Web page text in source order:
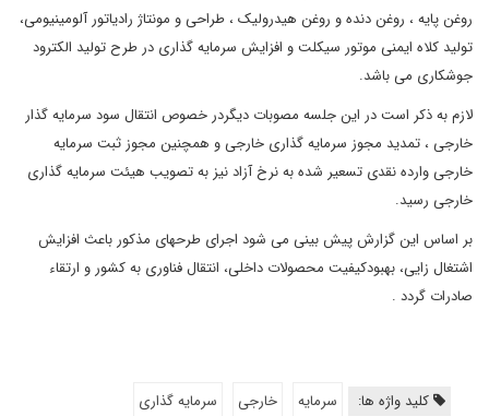
روغن پایه ، روغن دنده و روغن هیدرولیک ، طراحی و مونتاژ رادیاتور آلومینیومی،
تولید کلاه ایمنی موتور سیکلت و افزایش سرمایه گذاری در طرح تولید الکترود
جوشکاری می باشد.
لازم به ذکر است در این جلسه مصوبات دیگردر خصوص انتقال سود سرمایه گذار
خارجی ، تمدید مجوز سرمایه گذاری خارجی و همچنین مجوز ثبت سرمایه
خارجی وارده نقدی تسعیر شده به نرخ آزاد نیز به تصویب هیئت سرمایه گذاری
خارجی رسید.
بر اساس این گزارش پیش بینی می شود اجرای طرحهای مذکور باعث افزایش
اشتغال زایی، بهبودکیفیت محصولات داخلی، انتقال فناوری به کشور و ارتقاء
صادرات گردد .
کلید واژه ها: سرمایه خارجی
سرمایه گذاری